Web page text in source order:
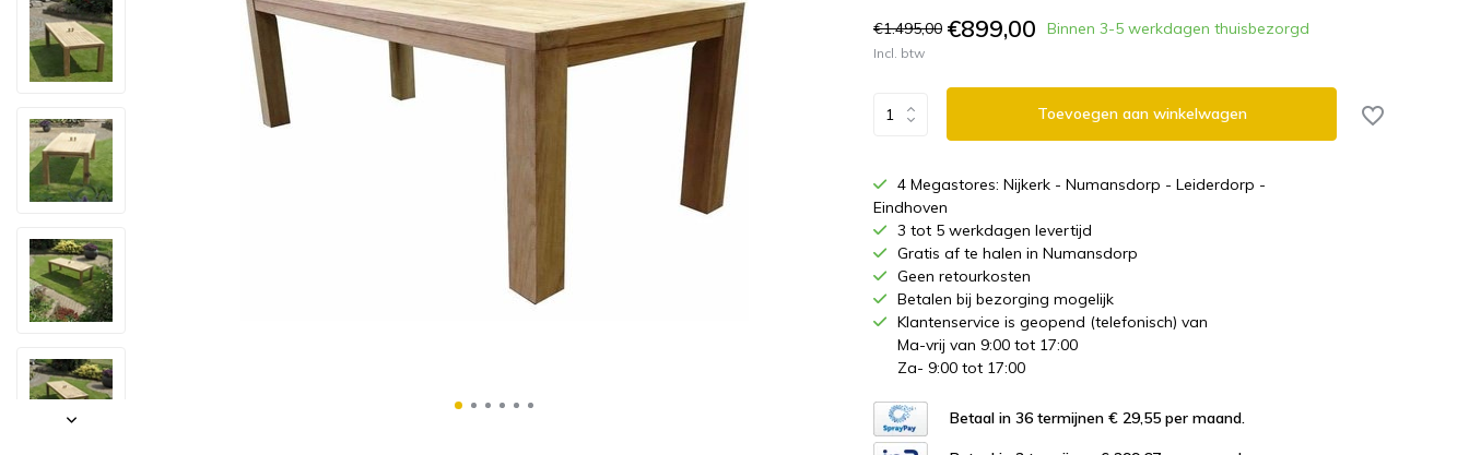
€1.495,00 €899,00 Binnen 3-5 werkdagen thuisbezorgd
Incl. btw
Toevoegen aan winkelwagen
4 Megastores: Nijkerk - Numansdorp - Leiderdorp -
Eindhoven
3 tot 5 werkdagen levertijd
Gratis af te halen in Numansdorp
Geen retourkosten
Betalen bij bezorging mogelijk
Klantenservice is geopend (telefonisch) van
Ma-vrij van 9:00 tot 17:00
Za- 9:00 tot 17:00
Betaal in 36 termijnen € 29,55 per maand.